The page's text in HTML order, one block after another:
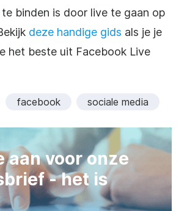
binden is door live te gaan op
deze handige gids als je je
het beste uit Facebook Live
facebook sociale media
aan voor onze
- het is